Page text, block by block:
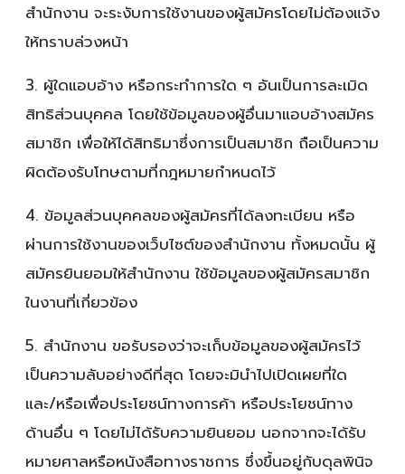
สำนักงาน จะระงับการใช้งานของผู้สมัครโดยไม่ต้องแจ้ง
ให้ทราบล่วงหน้า
3. ผู้ใดแอบอ้าง หรือกระทำการใด ๆ อันเป็นการละเมิด
สิทธิส่วนบุคคล โดยใช้ข้อมูลของผู้อื่นมาแอบอ้างสมัคร
สมาชิก เพื่อให้ได้สิทธิมาซึ่งการเป็นสมาชิก ถือเป็นความ
ผิดต้องรับโทษตามที่กฎหมายกำหนดไว้
4. ข้อมูลส่วนบุคคลของผู้สมัครที่ได้ลงทะเบียน หรือ
ผ่านการใช้งานของเว็บไซต์ของสำนักงาน ทั้งหมดนั้น ผู้
สมัครยินยอมให้สำนักงาน ใช้ข้อมูลของผู้สมัครสมาชิก
ในงานที่เกี่ยวข้อง
5. สำนักงาน ขอรับรองว่าจะเก็บข้อมูลของผู้สมัครไว้
เป็นความลับอย่างดีที่สุด โดยจะมินำไปเปิดเผยที่ใด
และ/หรือเพื่อประโยชน์ทางการค้า หรือประโยชน์ทาง
ด้านอื่น ๆ โดยไม่ได้รับความยินยอม นอกจากจะได้รับ
หมายศาลหรือหนังสือทางราชการ ซึ่งขึ้นอยู่กับดุลพินิจ